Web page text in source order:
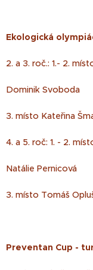
Ekologická
2. a 3. roč.: 1.- 2.
Dominik Svoboda
3. místo Kateřina
4. a 5. roč: 1. - 2.
Natálie Pernicová
3. místo Tomáš
Preventan Cup -